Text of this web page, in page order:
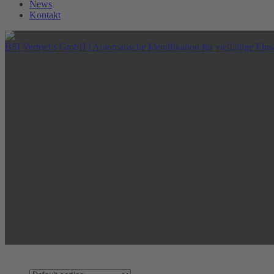
News
Kontakt
BSI Vertriebs GmbH | Automatische Identifikation für vielfältige